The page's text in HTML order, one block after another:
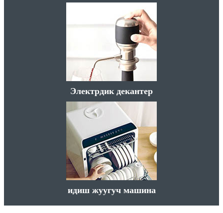
Электрдик декантер
идиш жуугуч машина